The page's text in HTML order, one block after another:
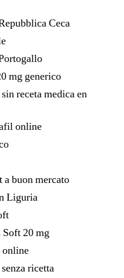
Ceca
mg generico
receta medica en
online
buon mercato
Liguria
20 mg
ricetta